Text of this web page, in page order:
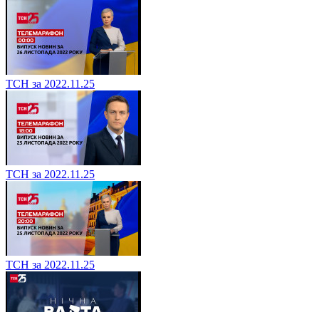
ТСН за 2022.11.25
ТСН за 2022.11.25
ТСН за 2022.11.25